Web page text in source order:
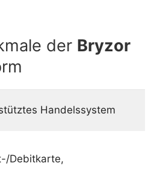
der Bryzor
Handelssystem
Debitkarte,